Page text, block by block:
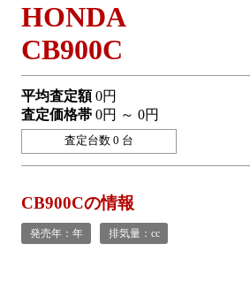
HONDA
CB900C
平均査定額0円
査定価格帯 0円 ～ 0円
査定台数 0 台
CB900Cの情報
発売年：年 排気量：cc